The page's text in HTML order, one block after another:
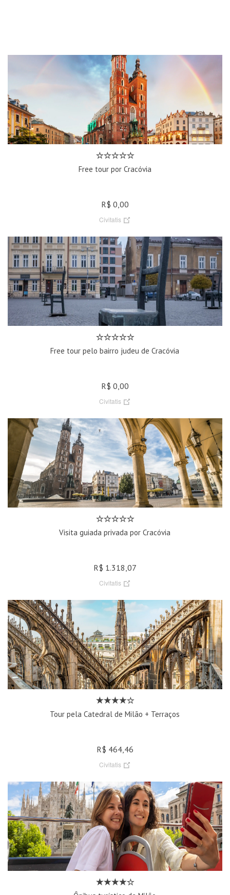
Free tour por Cracóvia
R$ 0,00
Civitatis
Free tour pelo bairro judeu de Cracóvia
R$ 0,00
Civitatis
Visita guiada privada por Cracóvia
R$ 1.318,07
Civitatis
Tour pela Catedral de Milão + Terraços
R$ 464,46
Civitatis